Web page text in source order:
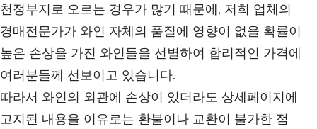
천정부지로 오르는 경우가 많기 때문에, 저희 업체의
경매전문가가 와인 자체의 품질에 영향이 없을 확률이
높은 손상을 가진 와인들을 선별하여 합리적인 가격에
여러분들께 선보이고 있습니다.
따라서 와인의 외관에 손상이 있더라도 상세페이지에
고지된 내용을 이유로는 환불이나 교환이 불가한 점